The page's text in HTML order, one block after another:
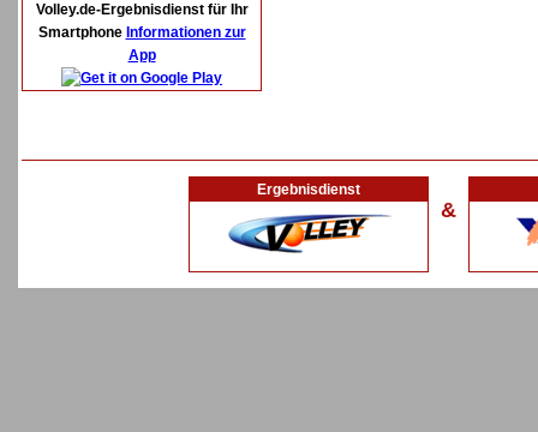
Volley.de-Ergebnisdienst für Ihr
Smartphone Informationen zur
App
Ergebnisdienst
&